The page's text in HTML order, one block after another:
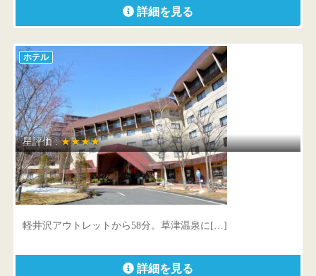
詳細を見る
ホテル
星評価 :★★★★
草津ナウリゾートホテル
群馬県 吾妻郡草津町白根750
軽井沢アウトレットから58分。草津温泉に[…]
詳細を見る